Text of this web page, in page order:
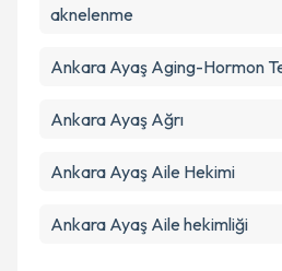
aknelenme
Ankara Ayaş Aging-Hormon
Ankara Ayaş Ağrı
Ankara Ayaş Aile Hekimi
Ankara Ayaş Aile hekimliği